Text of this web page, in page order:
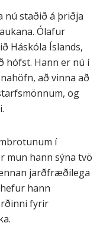
nú staðið á þriðja
Ólafur
Háskóla Íslands,
hófst. Hann er nú í
að vinna að
og
í
mun hann sýna tvö
jarðfræðilega
hann
fyrir